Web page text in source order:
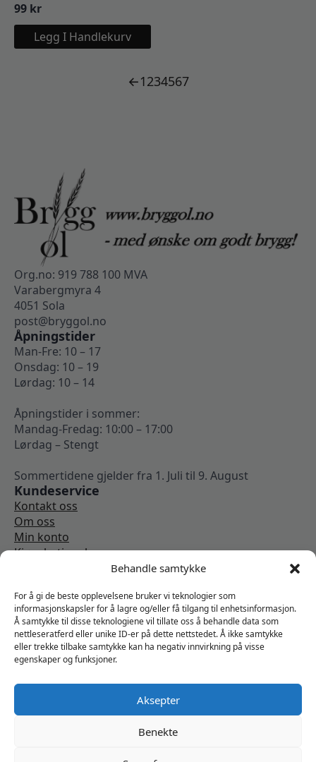
Behandle samtykke
For å gi de beste opplevelsene bruker vi teknologier som
informasjonskapsler for å lagre og/eller få tilgang til enhetsinformasjon.
Å samtykke til disse teknologiene vil tillate oss å behandle data som
nettleseratferd eller unike ID-er på dette nettstedet. Å ikke samtykke
eller trekke tilbake samtykke kan ha negativ innvirkning på visse
egenskaper og funksjoner.
Aksepter
Benekte
99 kr
Legg I Handlekurv
←1234567
Org.no: 919 788 100 MVA
Varabergmyra 4
4051 Sola
post@bryggol.no
Åpningstider
Man-Fre: 10 – 17
Onsdag: 10 – 19
Lørdag: 10 – 14
Åpningstider i sommer:
Mandag-Fredag: 10:00 – 17:00
Lørdag – Stengt
Sommertidene gjelder fra 1. Juli til 9. August
Kundeservice
Kontakt oss
Om oss
Min konto
Kjøpsbetingelser